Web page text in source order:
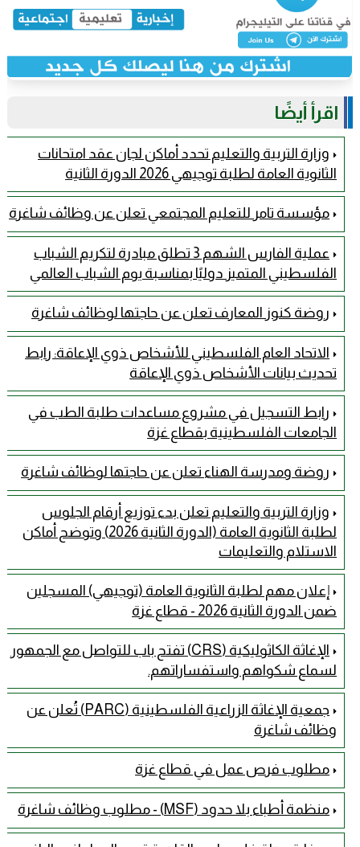
اقرأ أيضًا
وزارة التربية والتعليم تحدد أماكن لجان عقد امتحانات
الثانوية العامة لطلبة توجيهي 2026 الدورة الثانية
مؤسسة تامر للتعليم المجتمعي تعلن عن وظائف شاغرة
عملية الفارس الشهم 3 تطلق مبادرة لتكريم الشباب
الفلسطيني المتميز دوليًا بمناسبة يوم الشباب العالمي
روضة كنوز المعارف تعلن عن حاجتها لوظائف شاغرة
الاتحاد العام الفلسطيني للأشخاص ذوي الإعاقة: رابط
تحديث بيانات الأشخاص ذوي الإعاقة
رابط التسجيل في مشروع مساعدات طلبة الطب في
الجامعات الفلسطينية بقطاع غزة
روضة ومدرسة الهناء تعلن عن حاجتها لوظائف شاغرة
وزارة التربية والتعليم تعلن بدء توزيع أرقام الجلوس
لطلبة الثانوية العامة (الدورة الثانية 2026) وتوضح أماكن
الاستلام والتعليمات
إعلان مهم لطلبة الثانوية العامة (توجيهي) المسجلين
ضمن الدورة الثانية 2026 - قطاع غزة
الإغاثة الكاثوليكية (CRS) تفتح باب للتواصل مع الجمهور
لسماع شكواهم واستفساراتهم.
جمعية الإغاثة الزراعية الفلسطينية (PARC) تُعلن عن
وظائف شاغرة
مطلوب فرص عمل في قطاع غزة
منظمة أطباء بلا حدود (MSF) - مطلوب وظائف شاغرة